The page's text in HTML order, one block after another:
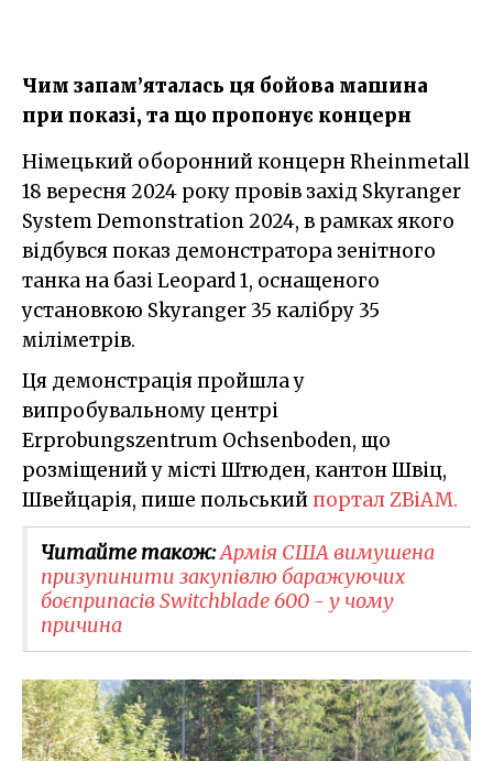
Чим запам’яталась ця бойова машина
при показі, та що пропонує концерн
Німецький оборонний концерн Rheinmetall
18 вересня 2024 року провів захід Skyranger
System Demonstration 2024, в рамках якого
відбувся показ демонстратора зенітного
танка на базі Leopard 1, оснащеного
установкою Skyranger 35 калібру 35
міліметрів.
Ця демонстрація пройшла у
випробувальному центрі
Erprobungszentrum Ochsenboden, що
розміщений у місті Штюден, кантон Швіц,
Швейцарія, пише польськийпортал ZBiAM.
Читайте також:Армія США вимушена
призупинити закупівлю баражуючих
боєприпасів Switchblade 600 - у чому
причина